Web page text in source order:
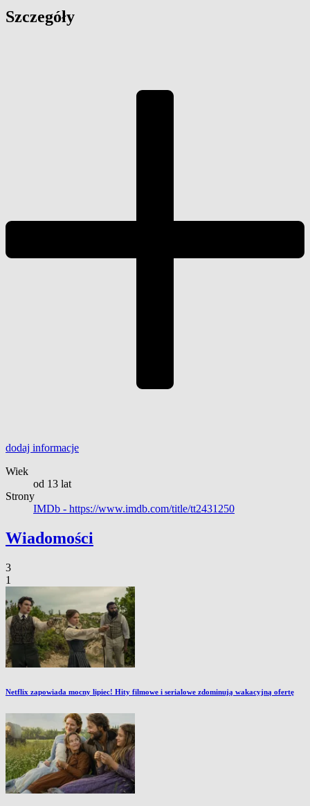
Szczegóły
dodaj informacje
Wiek
od 13 lat
Strony
IMDb - https://www.imdb.com/title/tt2431250
Wiadomości
3
1
Netflix zapowiada mocny lipiec! Hity filmowe i serialowe zdominują wakacyjną ofertę